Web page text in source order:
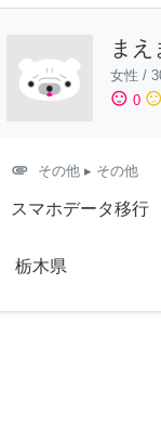
まえ
女性 /
sentiment_satisfied 0 sentiment_neutral
attachment その他 ▸ その他
スマホデータ移
栃木県